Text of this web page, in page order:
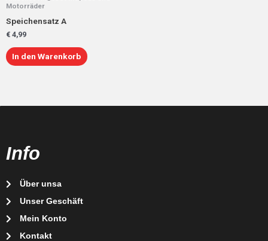
Motorräder
Speichensatz A
€ 4,99
In den Warenkorb
Info
Über unsa
Unser Geschäft
Mein Konto
Kontakt